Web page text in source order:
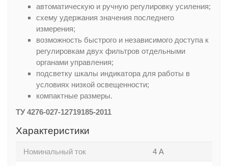
автоматическую и ручную регулировку усиления;
схему удержания значения последнего
измерения;
возможность быстрого и независимого доступа к
регулировкам двух фильтров отдельными
органами управления;
подсветку шкалы индикатора для работы в
условиях низкой освещенности;
компактные размеры.
ТУ 4276-027-12719185-2011
Характеристики
Номинальный ток 4 А